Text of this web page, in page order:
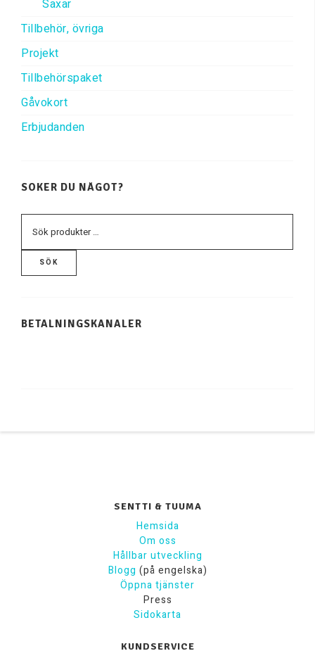
Saxar
Tillbehör, övriga
Projekt
Tillbehörspaket
Gåvokort
Erbjudanden
SÖKER DU NÅGOT?
SÖK
BETALNINGSKANALER
SENTTI & TUUMA
Hemsida
Om oss
Hållbar utveckling
Blogg (på engelska)
Öppna tjänster
Press
Sidokarta
KUNDSERVICE